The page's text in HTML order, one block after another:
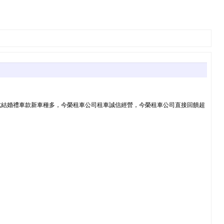
婚禮車款新車種多，今榮租車公司租車誠信經營，今榮租車公司直接回饋超